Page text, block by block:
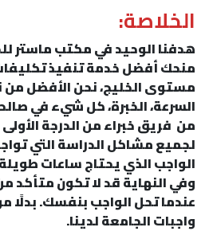
الخلاصة:
هدفنا الوحيد في مكتب ماستر
منحك أفضل خدمة تنفيذ
مستوى الخليج، نحن الأفضل من
السرعة، الخبرة، كل شيء في
من فريق خبراء من الدرجة
لجميع مشاكل الدراسة التي
الواجب الذي يحتاج ساعات
وفي النهاية قد لا تكون متأكد
عندما تحل الواجب بنفسك. بدلًا
واجبات الجامعة لدينا.